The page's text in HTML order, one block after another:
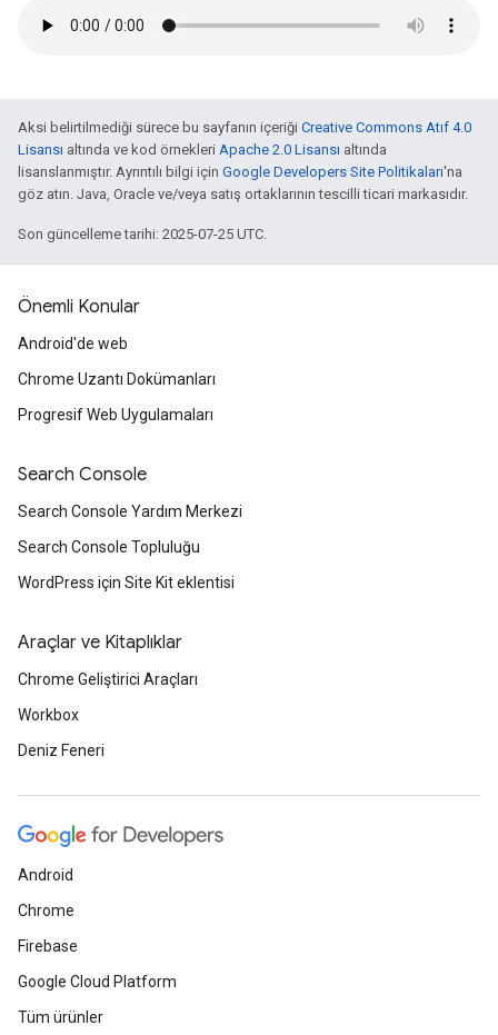
Aksi belirtilmediği sürece bu sayfanın içeriği Creative Commons Atıf 4.0
Lisansı altında ve kod örnekleri Apache 2.0 Lisansı altında
lisanslanmıştır. Ayrıntılı bilgi için Google Developers Site Politikaları'na
göz atın. Java, Oracle ve/veya satış ortaklarının tescilli ticari markasıdır.
Son güncelleme tarihi: 2025-07-25 UTC.
Önemli Konular
Android'de web
Chrome Uzantı Dokümanları
Progresif Web Uygulamaları
Search Console
Search Console Yardım Merkezi
Search Console Topluluğu
WordPress için Site Kit eklentisi
Araçlar ve Kitaplıklar
Chrome Geliştirici Araçları
Workbox
Deniz Feneri
Android
Chrome
Firebase
Google Cloud Platform
Tüm ürünler